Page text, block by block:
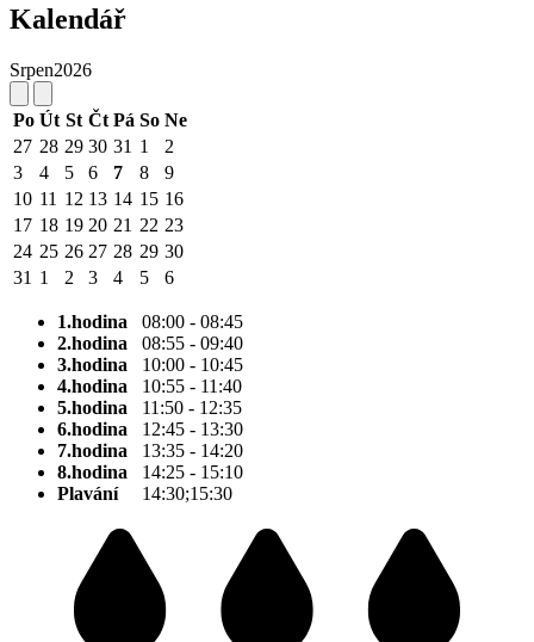
Kalendář
Srpen2026
Po Út St Čt Pá So Ne
27 28 29 30 31 1
2
3
4 5 6 7 8
9
10 11 12 13 14 15 16
17 18 19 20 21 22 23
24 25 26 27 28 29 30
31 1 2 3 4 5 6
1.hodina 08:00 - 08:45
2.hodina 08:55 - 09:40
3.hodina 10:00 - 10:45
4.hodina 10:55 - 11:40
5.hodina 11:50 - 12:35
6.hodina 12:45 - 13:30
7.hodina 13:35 - 14:20
8.hodina 14:25 - 15:10
Plavání14:30;15:30